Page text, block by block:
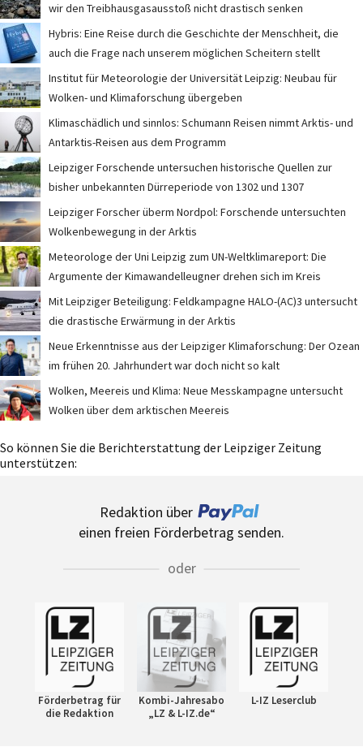
wir den Treibhausgasausstoß nicht drastisch senken
Hybris: Eine Reise durch die Geschichte der Menschheit, die
auch die Frage nach unserem möglichen Scheitern stellt
Institut für Meteorologie der Universität Leipzig: Neubau für
Wolken- und Klimaforschung übergeben
Klimaschädlich und sinnlos: Schumann Reisen nimmt Arktis- und
Antarktis-Reisen aus dem Programm
Leipziger Forschende untersuchen historische Quellen zur
bisher unbekannten Dürreperiode von 1302 und 1307
Leipziger Forscher überm Nordpol: Forschende untersuchten
Wolkenbewegung in der Arktis
Meteorologe der Uni Leipzig zum UN-Weltklimareport: Die
Argumente der Kimawandelleugner drehen sich im Kreis
Mit Leipziger Beteiligung: Feldkampagne HALO-(AC)3 untersucht
die drastische Erwärmung in der Arktis
Neue Erkenntnisse aus der Leipziger Klimaforschung: Der Ozean
im frühen 20. Jahrhundert war doch nicht so kalt
Wolken, Meereis und Klima: Neue Messkampagne untersucht
Wolken über dem arktischen Meereis
So können Sie die Berichterstattung der Leipziger Zeitung
unterstützen:
Redaktion über
einen freien Förderbetrag senden.
oder
Förderbetrag für
die Redaktion
Kombi-Jahresabo
„LZ & L-IZ.de“
L-IZ Leserclub